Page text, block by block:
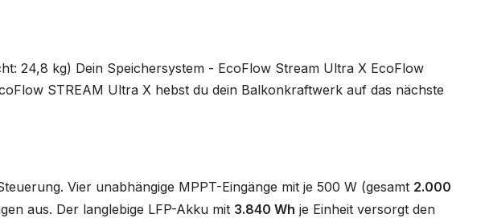
24,8 kg) Dein Speichersystem - EcoFlow Stream Ultra X EcoFlow
STREAM Ultra X hebst du dein Balkonkraftwerk auf das nächste
Vier unabhängige MPPT-Eingänge mit je 500 W (gesamt 2.000
aus. Der langlebige LFP-Akku mit 3.840 Wh je Einheit versorgt den